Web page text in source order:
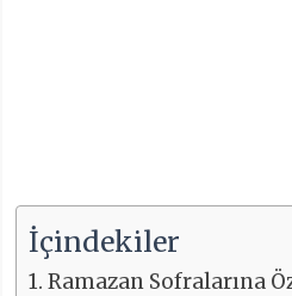
İçindekiler
Ramazan Sofralarına